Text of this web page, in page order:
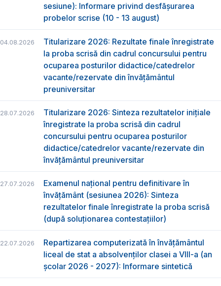
sesiune): Informare privind desfășurarea
probelor scrise (10 - 13 august)
04.08.2026
Titularizare 2026: Rezultate finale înregistrate
la proba scrisă din cadrul concursului pentru
ocuparea posturilor didactice/catedrelor
vacante/rezervate din învăţământul
preuniversitar
28.07.2026
Titularizare 2026: Sinteza rezultatelor inițiale
înregistrate la proba scrisă din cadrul
concursului pentru ocuparea posturilor
didactice/catedrelor vacante/rezervate din
învăţământul preuniversitar
27.07.2026
Examenul național pentru definitivare în
învățământ (sesiunea 2026): Sinteza
rezultatelor finale înregistrate la proba scrisă
(după soluționarea contestațiilor)
22.07.2026
Repartizarea computerizată în învăţământul
liceal de stat a absolvenţilor clasei a VIII-a (an
școlar 2026 - 2027): Informare sintetică